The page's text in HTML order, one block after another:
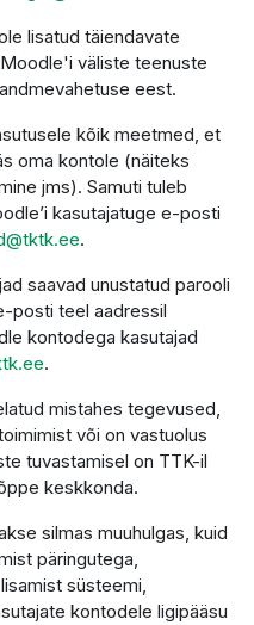
lisatud täiendavate
väliste teenuste
eest.
kõik meetmed, et
oma kontole (näiteks
jms). Samuti tuleb
kasutajatuge e-posti
.
saavad unustatud parooli
posti teel aadressil
kontodega kasutajad
.
mistahes tegevused,
või on vastuolus
tuvastamisel on TTK-il
keskkonda.
silmas muuhulgas, kuid
päringutega,
süsteemi,
kontodele ligipääsu